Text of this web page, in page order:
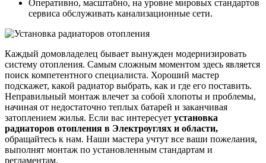
Оперативно, масштабно, на уровне мировых стандартов
сервиса обслуживать канализационные сети.
Каждый домовладелец бывает вынужден модернизировать
систему отопления. Самым сложным моментом здесь является
поиск компетентного специалиста. Хороший мастер
подскажет, какой радиатор выбрать, как и где его поставить.
Неправильный монтаж влечет за собой хлопоты и проблемы,
начиная от недостаточно теплых батарей и заканчивая
затоплением жилья. Если вас интересует установка
радиаторов отопления в Электроуглях и области,
обращайтесь к нам. Наши мастера учтут все ваши пожелания,
выполнят монтаж по установленным стандартам и
регламентам.